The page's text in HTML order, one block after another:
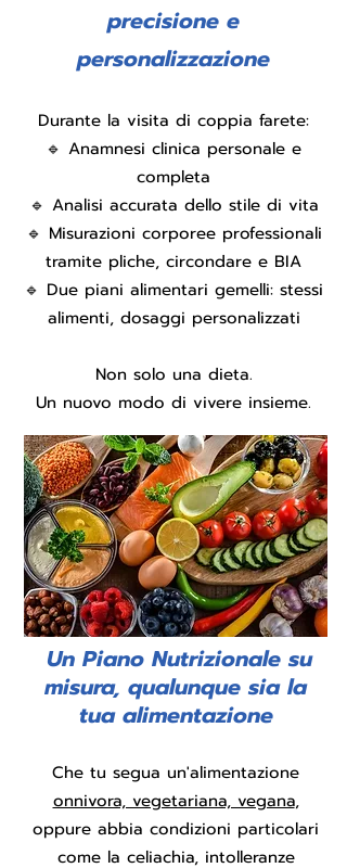
precisione e
personalizzazione
Durante la visita di coppia farete:
🔹 Anamnesi clinica personale e
completa
🔹 Analisi accurata dello stile di vita
🔹 Misurazioni corporee professionali
tramite pliche, circondare e BIA
🔹 Due piani alimentari gemelli: stessi
alimenti, dosaggi personalizzati
Non solo una dieta.
Un nuovo modo di vivere insieme.
Un Piano Nutrizionale su
misura, qualunque sia la
tua alimentazione
Che tu segua un'alimentazione
onnivora, vegetariana, vegana,
oppure abbia condizioni particolari
come la celiachia, intolleranze